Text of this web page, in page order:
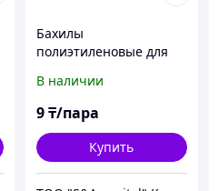
Бахилы
полиэтиленовые для
микр) 1000 пар/уп
В наличии
9₸/пара
Купить